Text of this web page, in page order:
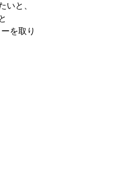
いと、
を取り